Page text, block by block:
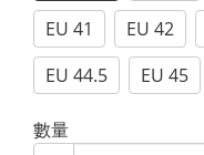
EU 41
EU 42
EU 44.5
EU 45
數量